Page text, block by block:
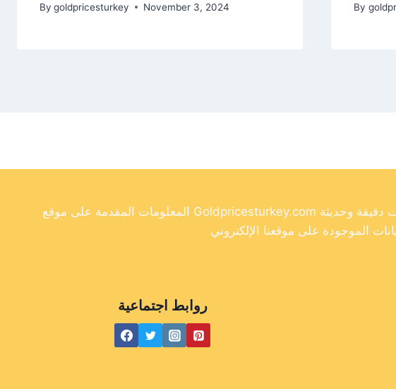
By goldpricesturkey November 3, 2024 By
المعلومات المقدمة على موقع Goldpricesturkey.com مخصصة لأغراض إعلامية فقط ولا ينبغي اعتبارها نصيحة مالية. وفي حين أننا نسعى جاهدين لتوفير معلومات دقيقة وحديثة
روابط اجتماعية